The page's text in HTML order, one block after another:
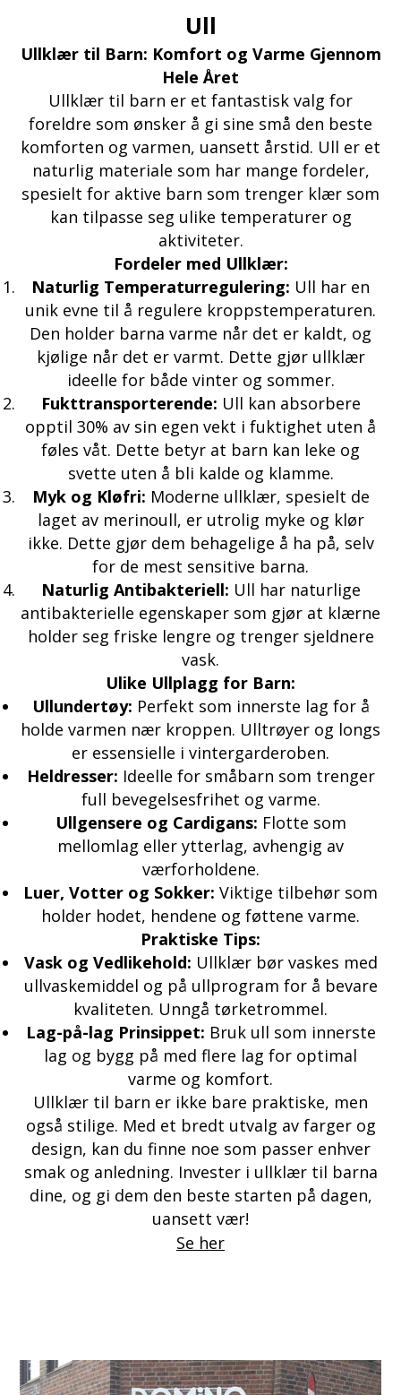
Ull
Ullklær til Barn: Komfort og Varme Gjennom
Hele Året
Ullklær til barn er et fantastisk valg for
foreldre som ønsker å gi sine små den beste
komforten og varmen, uansett årstid. Ull er et
naturlig materiale som har mange fordeler,
spesielt for aktive barn som trenger klær som
kan tilpasse seg ulike temperaturer og
aktiviteter.
Fordeler med Ullklær:
Naturlig Temperaturregulering: Ull har en
unik evne til å regulere kroppstemperaturen.
Den holder barna varme når det er kaldt, og
kjølige når det er varmt. Dette gjør ullklær
ideelle for både vinter og sommer.
Fukttransporterende: Ull kan absorbere
opptil 30% av sin egen vekt i fuktighet uten å
føles våt. Dette betyr at barn kan leke og
svette uten å bli kalde og klamme.
Myk og Kløfri: Moderne ullklær, spesielt de
laget av merinoull, er utrolig myke og klør
ikke. Dette gjør dem behagelige å ha på, selv
for de mest sensitive barna.
Naturlig Antibakteriell: Ull har naturlige
antibakterielle egenskaper som gjør at klærne
holder seg friske lengre og trenger sjeldnere
vask.
Ulike Ullplagg for Barn:
Ullundertøy: Perfekt som innerste lag for å
holde varmen nær kroppen. Ulltrøyer og longs
er essensielle i vintergarderoben.
Heldresser: Ideelle for småbarn som trenger
full bevegelsesfrihet og varme.
Ullgensere og Cardigans: Flotte som
mellomlag eller ytterlag, avhengig av
værforholdene.
Luer, Votter og Sokker: Viktige tilbehør som
holder hodet, hendene og føttene varme.
Praktiske Tips:
Vask og Vedlikehold: Ullklær bør vaskes med
ullvaskemiddel og på ullprogram for å bevare
kvaliteten. Unngå tørketrommel.
Lag-på-lag Prinsippet: Bruk ull som innerste
lag og bygg på med flere lag for optimal
varme og komfort.
Ullklær til barn er ikke bare praktiske, men
også stilige. Med et bredt utvalg av farger og
design, kan du finne noe som passer enhver
smak og anledning. Invester i ullklær til barna
dine, og gi dem den beste starten på dagen,
uansett vær!
Se her